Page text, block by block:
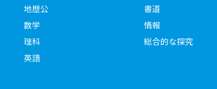
地歴公
数学
理科
英語
書道
情報
総合的な探究